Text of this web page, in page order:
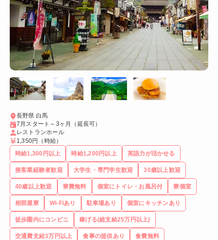
長野県 白馬
7月スタート～3ヶ月（延長可）
レストランホール
1,350円 （時給）
時給1,300円以上
時給1,200円以上 英語力が活かせる
接客業経験者歓迎 大学生・専門学生歓迎 30歳以上歓迎
40歳以上歓迎 寮費無料 個室にトイレ・お風呂付 寮個室
相部屋寮 Wi-Fiあり 駐車場あり 個室にキッチンあり
徒歩圏内にコンビニ 稼げる(総支給25万円以上)
交通費支給3万円以上 食事の提供あり 食費無料